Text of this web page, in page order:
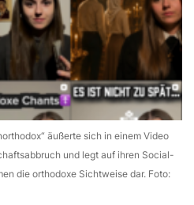
äußerte sich in einem Video
und legt auf ihren Social-
die orthodoxe Sichtweise dar. Foto: